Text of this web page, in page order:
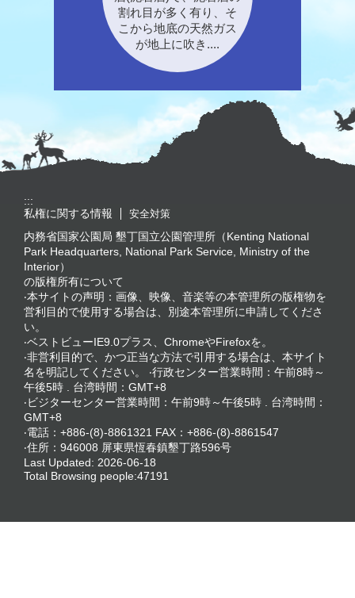
割れ目が多く有り、そ
こから地底の天然ガス
が地上に吹き....
:::
私権に関する情報
安全対策
内務省国家公園局 墾丁国立公園管理所（Kenting National
Park Headquarters, National Park Service, Ministry of the
Interior）
の版権所有について
‧本サイトの声明：画像、映像、音楽等の本管理所の版権物を
営利目的で使用する場合は、別途本管理所に申請してくださ
い。
‧ベストビューIE9.0プラス、ChromeやFirefoxを。
‧非営利目的で、かつ正当な方法で引用する場合は、本サイト
名を明記してください。 ‧行政センター営業時間：午前8時～
午後5時 . 台湾時間：GMT+8
‧ビジターセンター営業時間：午前9時～午後5時 . 台湾時間：
GMT+8
‧電話：+886-(8)-8861321 FAX：+886-(8)-8861547
‧住所：946008 屏東県恆春鎮墾丁路596号
Last Updated: 2026-06-18
Total Browsing people:47191